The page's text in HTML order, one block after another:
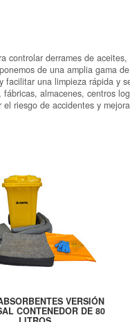
controlar derrames de
de una amplia gama
una limpieza rápida y
almacenes, centros
riesgo de accidentes y
VERSIÓN
CONTENEDOR DE 80